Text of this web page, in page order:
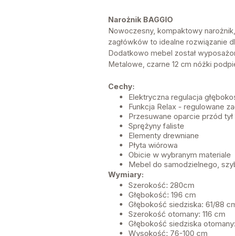
Narożnik BAGGIO
Nowoczesny, kompaktowy
zagłówków to idealne rozwiązanie
Dodatkowo mebel został
Metalowe, czarne 12 cm nóżki
Cechy:
Elektryczna regulacja
Funkcja Relax - regulowane
Przesuwane oparcie przód tył
Sprężyny faliste
Elementy drewniane
Płyta wiórowa
Obicie w wybranym materiale
Mebel do samodzielnego,
Wymiary:
Szerokość: 280cm
Głębokość: 196 cm
Głębokość siedziska: 61/88
Szerokość otomany: 116 cm
Głębokość siedziska
Wysokość: 76-100 cm